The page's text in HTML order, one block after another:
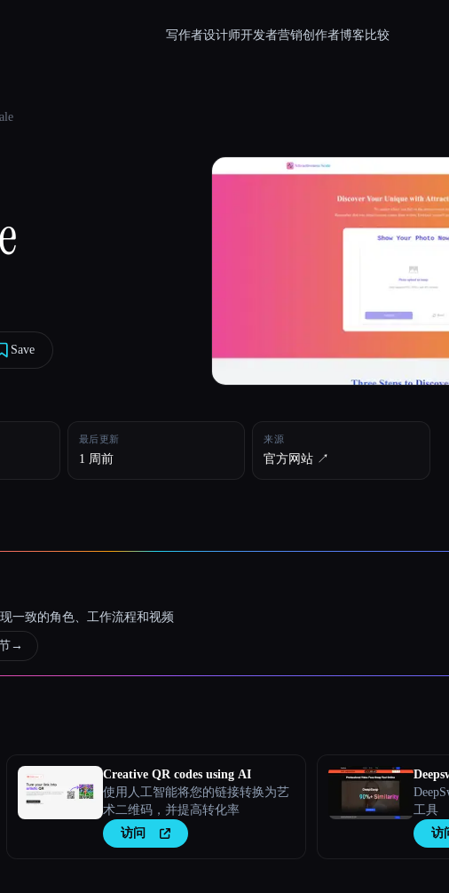
写作者设计师开发者营销创作者博客 比较
Save
最后更新
1 周前
来源
官方网站 ↗︎
一致的角色、工作流程和视频
→
Creative QR codes using AI
使用人工智能将您的链接转换为艺
术二维码，并提高转化率
访问
工具
访